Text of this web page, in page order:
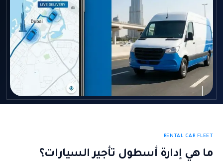
RENTAL CAR FLEET
ما هي إدارة أسطول تأجير السيارات؟